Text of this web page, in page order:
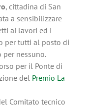
, cittadina di San
a sensibilizzare
ai lavori ed i
per tutti al posto di
nessuno.
per il Ponte di
del Premio La
Comitato tecnico